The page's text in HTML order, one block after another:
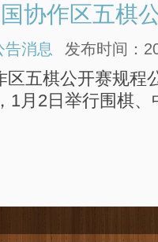
协作区五棋
告消息 发布时间：
区五棋公开赛规程
1月2日举行围棋